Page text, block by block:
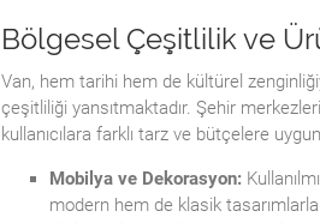
Bölgesel Çeşitlilik ve
Van, hem tarihi hem de kültürel
çeşitliliği yansıtmaktadır. Şehir
kullanıcılara farklı tarz ve bütçelere
Mobilya ve Dekorasyon:
modern hem de klasik